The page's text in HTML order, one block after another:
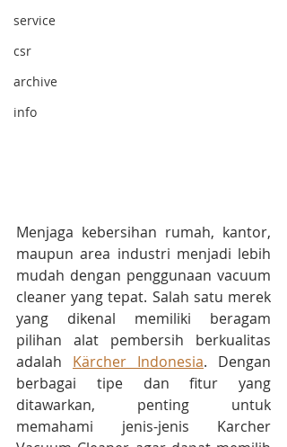
service
csr
archive
info
Menjaga kebersihan rumah, kantor,
maupun area industri menjadi lebih
mudah dengan penggunaan vacuum
cleaner yang tepat. Salah satu merek
yang dikenal memiliki beragam
pilihan alat pembersih berkualitas
adalah Kärcher Indonesia. Dengan
berbagai tipe dan fitur yang
ditawarkan, penting untuk
memahami jenis-jenis Karcher